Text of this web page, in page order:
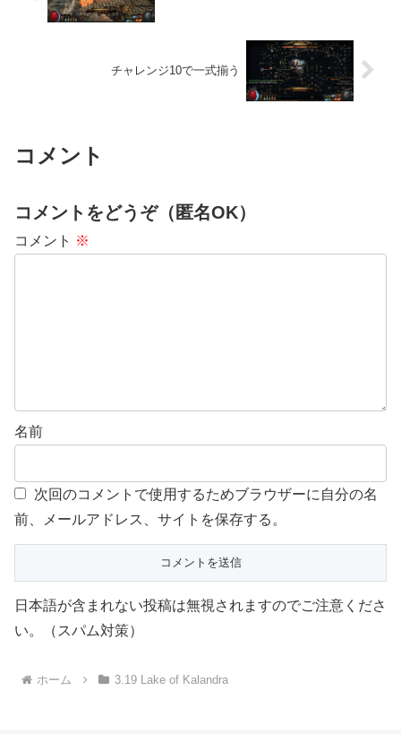
チャレンジ10で一式揃う
コメント
コメントをどうぞ（匿名OK）
コメント ※
名前
次回のコメントで使用するためブラウザーに自分の名
前、メールアドレス、サイトを保存する。
日本語が含まれない投稿は無視されますのでご注意くださ
い。（スパム対策）
ホーム 3.19 Lake of Kalandra